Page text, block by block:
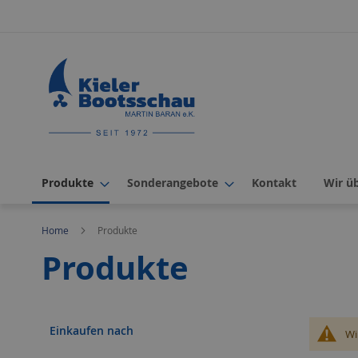
Produkte Sonderangebote Kontakt Wir
Home Produkte
Produkte
Einkaufen nach